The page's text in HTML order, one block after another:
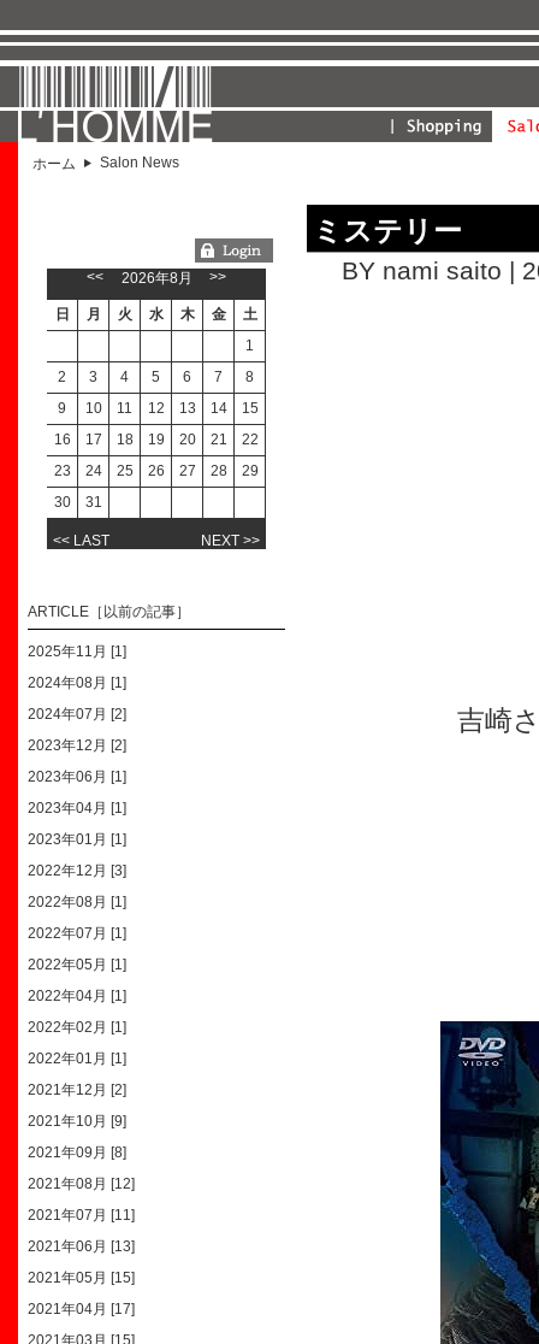
ホーム Salon News
ミステリー
BY nami saito |
吉崎
<<
2026年8月 >>
日 月 火 水 木 金
土
1
2
3 4 5 6 7
8
9
10 11 12 13 14
15
16
17 18 19 20 21
22
23
24 25 26 27 28
29
30
31
<< LAST NEXT >>
ARTICLE［以前の記事］
2025年11月 [1]
2024年08月 [1]
2024年07月 [2]
2023年12月 [2]
2023年06月 [1]
2023年04月 [1]
2023年01月 [1]
2022年12月 [3]
2022年08月 [1]
2022年07月 [1]
2022年05月 [1]
2022年04月 [1]
2022年02月 [1]
2022年01月 [1]
2021年12月 [2]
2021年10月 [9]
2021年09月 [8]
2021年08月 [12]
2021年07月 [11]
2021年06月 [13]
2021年05月 [15]
2021年04月 [17]
2021年03月 [15]